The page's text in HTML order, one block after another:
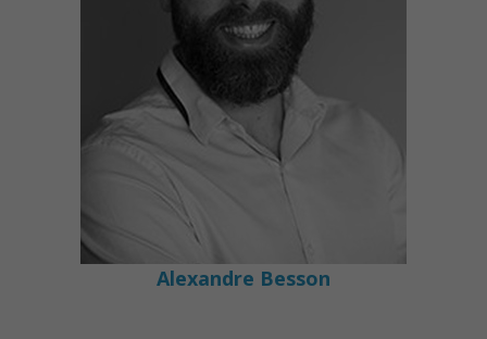
Alexandre Besson